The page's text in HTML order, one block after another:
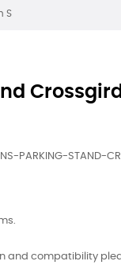
S
PARKING-STAND-
and compatibility